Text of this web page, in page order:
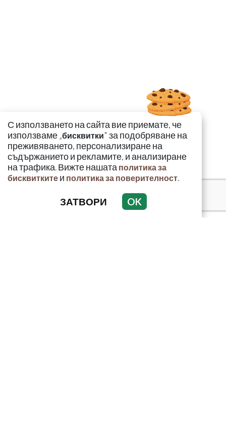
С използването на сайта вие приемате, че
използваме „бисквитки" за подобряване на
преживяването, персонализиране на
съдържанието и рекламите, и анализиране
на трафика. Вижте нашата политика за
бисквитките и политика за поверителност.
ЗАТВОРИ OK